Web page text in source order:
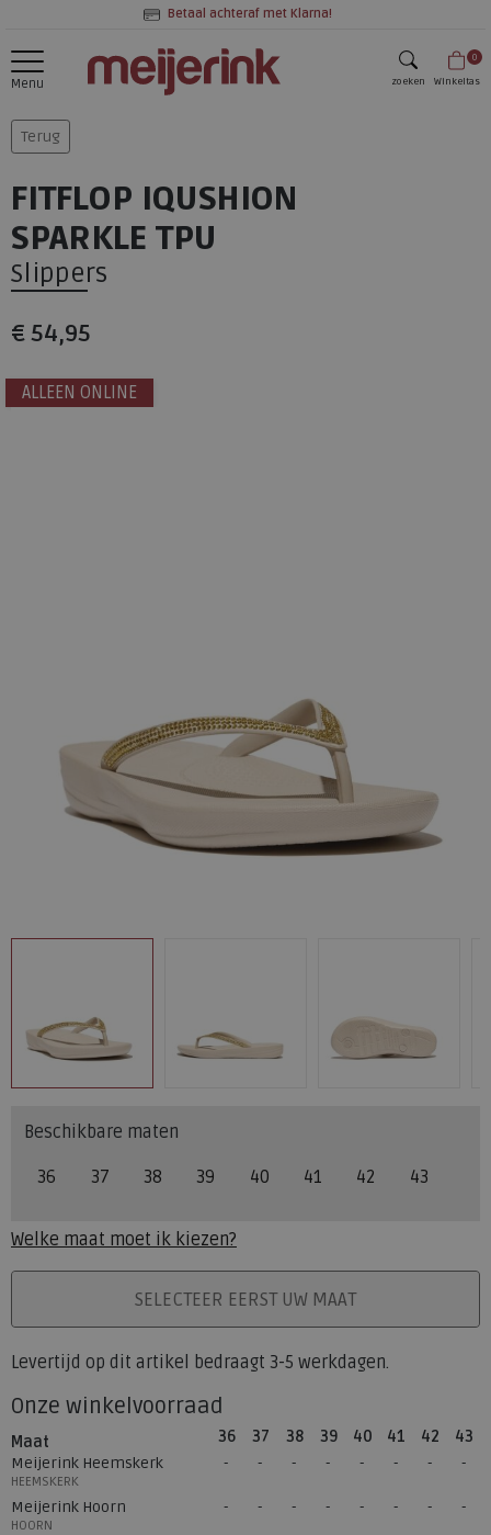
Betaal achteraf met Klarna!
Menu zoeken
0
Winkeltas
Terug
FITFLOP IQUSHION
SPARKLE TPU
Slippers
€ 54,95
ALLEEN ONLINE
Beschikbare maten
36 37 38 39 40 41 42 43
Welke maat moet ik kiezen?
PLAATS IN WINKELMANDSELECTEER EERST UW MAAT
Levertijd op dit artikel bedraagt 3-5 werkdagen.
Onze winkelvoorraad
Maat 36 37 38 39 40 41 42
43
Meijerink Heemskerk
HEEMSKERK
Meijerink Hoorn
HOORN